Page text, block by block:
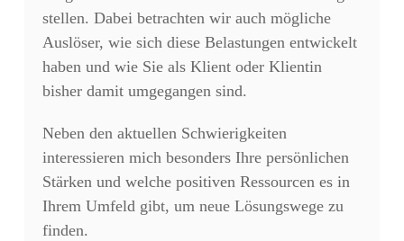
stellen. Dabei betrachten wir auch mögliche
Auslöser, wie sich diese Belastungen entwickelt
haben und wie Sie als Klient oder Klientin
bisher damit umgegangen sind.
Neben den aktuellen Schwierigkeiten
interessieren mich besonders Ihre persönlichen
Stärken und welche positiven Ressourcen es in
Ihrem Umfeld gibt, um neue Lösungswege zu
finden.